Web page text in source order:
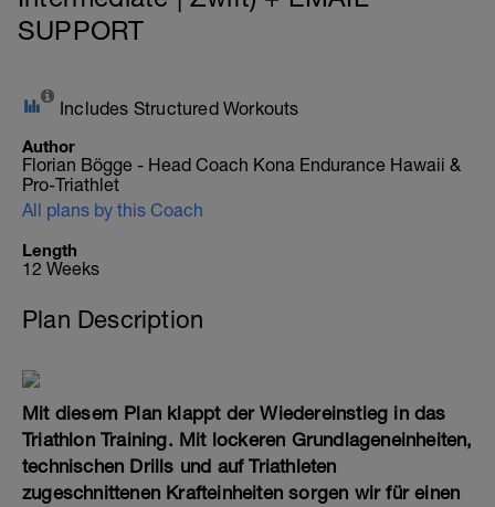
SUPPORT
Includes Structured Workouts
Author
Florian Bögge - Head Coach Kona Endurance Hawaii &
Pro-Triathlet
All plans by this Coach
Length
12 Weeks
Plan Description
Mit diesem Plan klappt der Wiedereinstieg in das
Triathlon Training. Mit lockeren Grundlageneinheiten,
technischen Drills und auf Triathleten
zugeschnittenen Krafteinheiten sorgen wir für einen